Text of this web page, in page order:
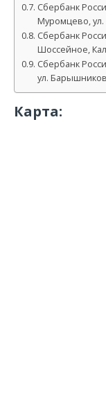
Сбербанк
Муромцево, ул.
Сбербанк
Шоссейное,
Сбербанк
ул.
Карта: